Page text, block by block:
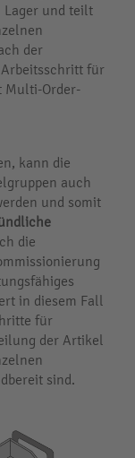
Lager und teilt
der
für
Multi-Order-
kann die
auch
und somit
die
in diesem Fall
für
der Artikel
sind.